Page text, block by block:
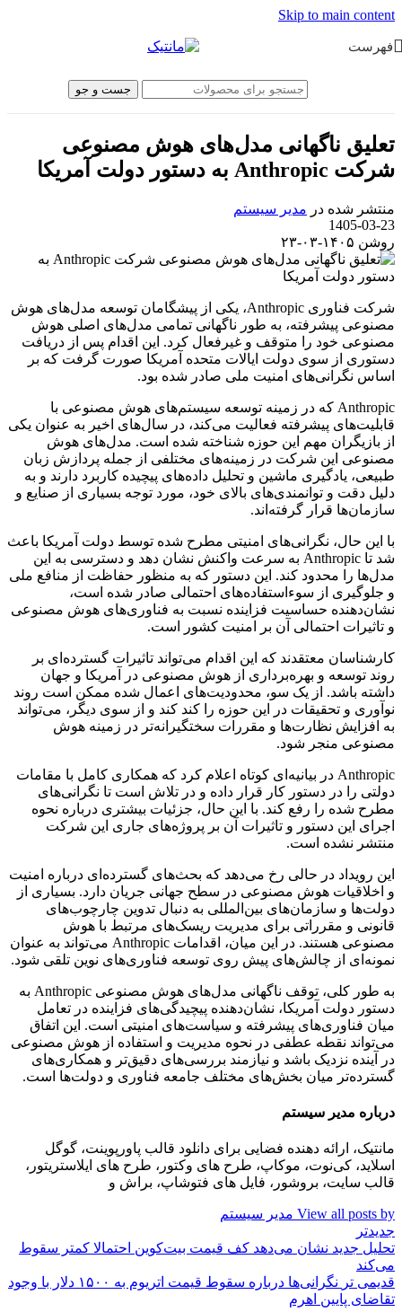
Skip to main content
فهرست
جست و جو
تعلیق ناگهانی مدل‌های هوش مصنوعی
شرکت Anthropic به دستور دولت آمریکا
منتشر شده در مدیر سیستم
1405-03-23
روشن ۱۴۰۵-۰۳-۲۳
شرکت فناوری Anthropic، یکی از پیشگامان توسعه مدل‌های هوش
مصنوعی پیشرفته، به طور ناگهانی تمامی مدل‌های اصلی هوش
مصنوعی خود را متوقف و غیرفعال کرد. این اقدام پس از دریافت
دستوری از سوی دولت ایالات متحده آمریکا صورت گرفت که بر
اساس نگرانی‌های امنیت ملی صادر شده بود.
Anthropic که در زمینه توسعه سیستم‌های هوش مصنوعی با
قابلیت‌های پیشرفته فعالیت می‌کند، در سال‌های اخیر به عنوان یکی
از بازیگران مهم این حوزه شناخته شده است. مدل‌های هوش
مصنوعی این شرکت در زمینه‌های مختلفی از جمله پردازش زبان
طبیعی، یادگیری ماشین و تحلیل داده‌های پیچیده کاربرد دارند و به
دلیل دقت و توانمندی‌های بالای خود، مورد توجه بسیاری از صنایع و
سازمان‌ها قرار گرفته‌اند.
با این حال، نگرانی‌های امنیتی مطرح شده توسط دولت آمریکا باعث
شد تا Anthropic به سرعت واکنش نشان دهد و دسترسی به این
مدل‌ها را محدود کند. این دستور که به منظور حفاظت از منافع ملی
و جلوگیری از سوءاستفاده‌های احتمالی صادر شده است،
نشان‌دهنده حساسیت فزاینده نسبت به فناوری‌های هوش مصنوعی
و تاثیرات احتمالی آن بر امنیت کشور است.
کارشناسان معتقدند که این اقدام می‌تواند تاثیرات گسترده‌ای بر
روند توسعه و بهره‌برداری از هوش مصنوعی در آمریکا و جهان
داشته باشد. از یک سو، محدودیت‌های اعمال شده ممکن است روند
نوآوری و تحقیقات در این حوزه را کند کند و از سوی دیگر، می‌تواند
به افزایش نظارت‌ها و مقررات سختگیرانه‌تر در زمینه هوش
مصنوعی منجر شود.
Anthropic در بیانیه‌ای کوتاه اعلام کرد که همکاری کامل با مقامات
دولتی را در دستور کار قرار داده و در تلاش است تا نگرانی‌های
مطرح شده را رفع کند. با این حال، جزئیات بیشتری درباره نحوه
اجرای این دستور و تاثیرات آن بر پروژه‌های جاری این شرکت
منتشر نشده است.
این رویداد در حالی رخ می‌دهد که بحث‌های گسترده‌ای درباره امنیت
و اخلاقیات هوش مصنوعی در سطح جهانی جریان دارد. بسیاری از
دولت‌ها و سازمان‌های بین‌المللی به دنبال تدوین چارچوب‌های
قانونی و مقرراتی برای مدیریت ریسک‌های مرتبط با هوش
مصنوعی هستند. در این میان، اقدامات Anthropic می‌تواند به عنوان
نمونه‌ای از چالش‌های پیش روی توسعه فناوری‌های نوین تلقی شود.
به طور کلی، توقف ناگهانی مدل‌های هوش مصنوعی Anthropic به
دستور دولت آمریکا، نشان‌دهنده پیچیدگی‌های فزاینده در تعامل
میان فناوری‌های پیشرفته و سیاست‌های امنیتی است. این اتفاق
می‌تواند نقطه عطفی در نحوه مدیریت و استفاده از هوش مصنوعی
در آینده نزدیک باشد و نیازمند بررسی‌های دقیق‌تر و همکاری‌های
گسترده‌تر میان بخش‌های مختلف جامعه فناوری و دولت‌ها است.
درباره مدیر سیستم
مانتیک، ارائه دهنده فضایی برای دانلود قالب پاورپوینت، گوگل
اسلاید، کی‌نوت، موکاپ، طرح های وکتور، طرح های ایلاستریتور،
قالب سایت، بروشور، فایل های فتوشاپ، براش و
View all posts by مدیر سیستم
جدیدتر
تحلیل جدید نشان می‌دهد کف قیمت بیت‌کوین احتمالا کمتر سقوط
می‌کند
قدیمی تر
نگرانی‌ها درباره سقوط قیمت اتریوم به ۱۵۰۰ دلار با وجود
تقاضای پایین اهرم